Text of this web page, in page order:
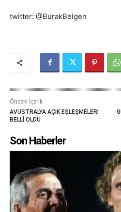
twitter: @BurakBelgen
Önceki İçerik
AVUSTRALYA AÇIK EŞLEŞMELERİ
BELLİ OLDU
Son Haberler